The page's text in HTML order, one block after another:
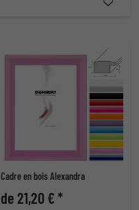
Cadre en bois Alexandra
de 21,20 € *